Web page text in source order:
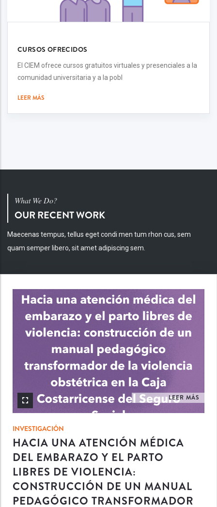
CURSOS OFRECIDOS
El CIEM ofrece cursos gratuitos virtuales y presenciales a la
comunidad universitaria y a la pobl
LEER MÁS
What We Do?
OUR RECENT WORK
Maecenas tempus, tellus eget condi men tum rhon cus, sem
quam semper libero, sit amet adipiscing sem.
LEER MÁS
INVESTIGACIÓN
HACIA UNA ATENCIÓN MÉDICA
DEL EMBARAZO Y EL PARTO
LIBRES DE VIOLENCIA:
CONSTRUCCIÓN DE UN MANUAL
PEDAGÓGICO TRANSFORMADOR